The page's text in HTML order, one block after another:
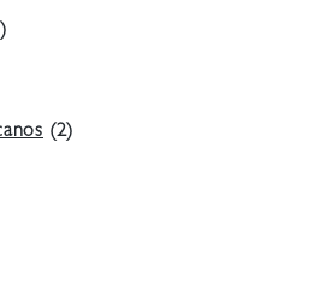
(2)